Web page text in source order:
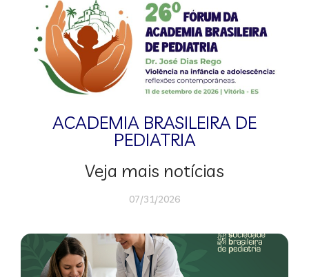
ACADEMIA BRASILEIRA DE
PEDIATRIA
Veja mais notícias
07/31/2026